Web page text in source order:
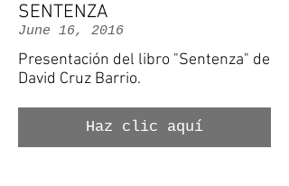
SENTENZA
June 16, 2016
Presentación del libro "Sentenza" de
David Cruz Barrio.
Haz clic aquí